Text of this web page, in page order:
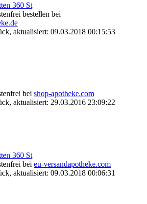
360 St
bestellen bei
aktualisiert: 09.03.2018 00:15:53
bei shop-apotheke.com
aktualisiert: 29.03.2016 23:09:22
360 St
bei eu-versandapotheke.com
aktualisiert: 09.03.2018 00:06:31